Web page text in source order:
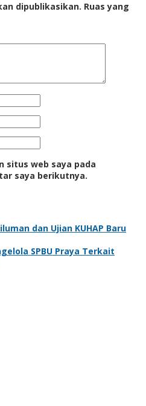
dipublikasikan. Ruas yang
situs web saya pada
saya berikutnya.
dan Ujian KUHAP Baru
SPBU Praya Terkait